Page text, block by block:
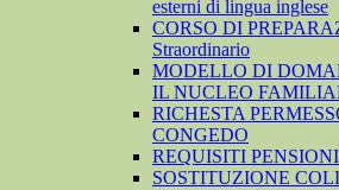
esterni di lingua inglese
CORSO DI
Straordinario
MODELLO DI
IL NUCLEO
RICHESTA
CONGEDO
REQUISITI
SOSTITUZIONE